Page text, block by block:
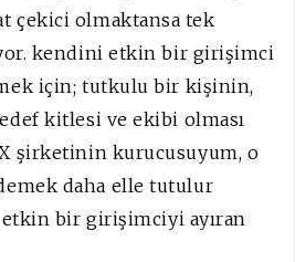
çekici olmaktansa tek
kendini etkin bir girişimci
için; tutkulu bir kişinin,
kitlesi ve ekibi olması
şirketinin kurucusuyum, o
daha elle tutulur
bir girişimciyi ayıran